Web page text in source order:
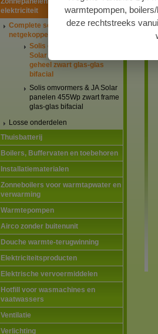
elektriciteit
Complete setaanbiedingen
netgekoppeld
Solis omvormers & JA
Solar panelen 445Wp
geheel zwart glas-glas
bifacial
Solis omvormers & JA Solar
panelen 455Wp zwart frame
glas-glas bifacial
Losse onderdelen
Thuisbatterij
Boilers, Buffervaten en toebehoren
Installatiematerialen
Zonneboilers voor warmtapwater en
verwarming
Warmtepompen
Airco zonder buitenunit
Douche warmte-terugwinning
Elektriciteitsproducten
Elektrische vervoermiddelen
Hotfill voor wasmachines en
vaatwassers
Ventilatie
Verlichting
warmtepompen,
deze rechtstreeks